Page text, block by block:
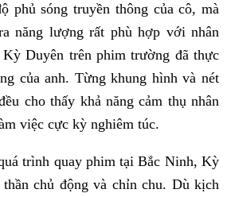
phủ sóng truyền thông của cô, mà
năng lượng rất phù hợp với nhân
Duyên trên phim trường đã thực
của anh. Từng khung hình và nét
cho thấy khả năng cảm thụ nhân
việc cực kỳ nghiêm túc.
trình quay phim tại Bắc Ninh, Kỳ
chủ động và chỉn chu. Dù kịch